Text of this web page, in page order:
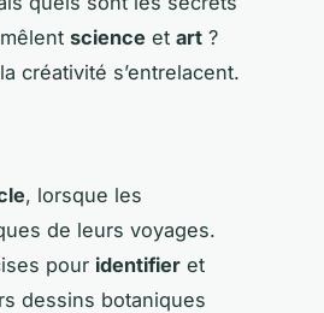
science et art ?
créativité s’entrelacent.
, lorsque les
de leurs voyages.
pour identifier et
dessins botaniques